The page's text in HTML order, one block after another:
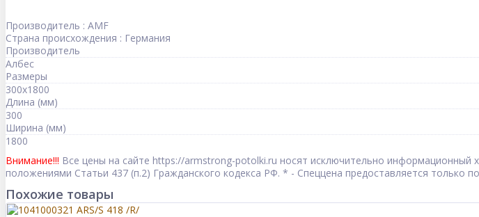
Производитель : AMF
Страна происхождения : Германия
Производитель
Албес
Размеры
300x1800
Длина (мм)
300
Ширина (мм)
1800
Внимание!!! Все цены на сайте https://armstrong-potolki.ru носят исключительно информационный
положениями Статьи 437 (п.2) Гражданского кодекса РФ. * - Спеццена предоставляется только
Похожие товары